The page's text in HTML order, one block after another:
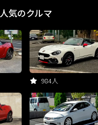
人気のクルマ
984人